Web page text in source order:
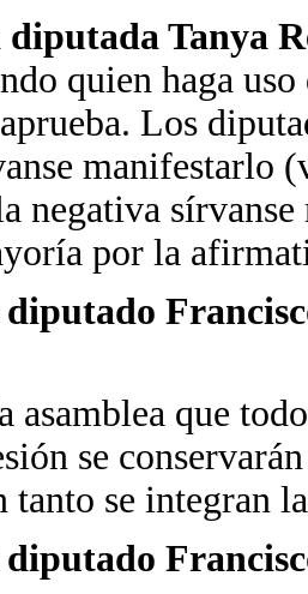
diputada Tanya
quien haga
Los
manifestarlo
negativa
por la
diputado
asamblea que
se
se integran
diputado